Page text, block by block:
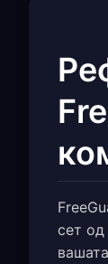
сет